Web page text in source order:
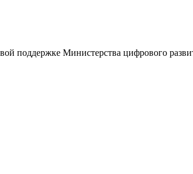
поддержке Министерства цифрового